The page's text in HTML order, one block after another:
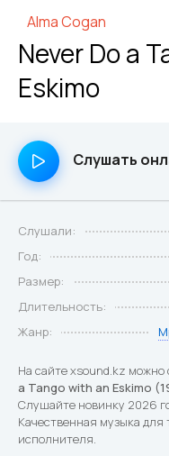
Alma Cogan
Never Do a
Eskimo
Слушать
Слушали:
Год:
Размер:
Длительность:
Жанр:
На сайте xsound.kz можно
a Tango with an Eskimo
Слушайте новинку 2026
Качественная музыка
исполнителя.